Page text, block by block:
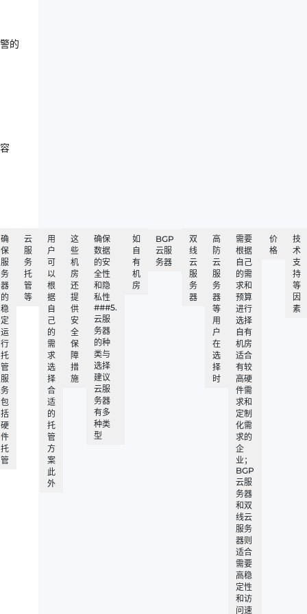
的
确
保
服
务
器
的
稳
定
运
行
托
管
服
务
包
括
硬
件
托
管
云
服
务
托
管
等
用
户
可
以
根
据
自
己
的
需
求
选
择
合
适
的
托
管
方
案
此
外
这
些
机
房
还
提
供
安
全
保
障
措
施
确保
数据
的安
全性
和隐
私性
###5.
云服
务器
的种
类与
选择
建议
云服
务器
有多
种类
型
如
自
有
机
房
BGP
云服
务器
双
线
云
服
务
器
高
防
云
服
务
器
等
用
户
在
选
择
时
需要
根据
自己
的需
求和
预算
进行
选择
自有
机房
适合
有较
高硬
件需
求和
定制
化需
求的
企
业；
BGP
云服
务器
和双
线云
服务
器则
适合
需要
高稳
定性
和访
问速
价
格
技
术
支
持
等
因
素